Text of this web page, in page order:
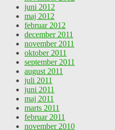
juni 2012
maj 2012
februar 2012
december 2011
november 2011
oktober 2011
september 2011
august 2011
juli 2011
juni 2011
maj 2011
marts 2011
februar 2011
november 2010